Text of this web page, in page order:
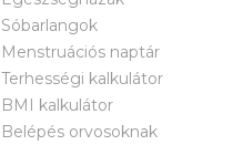
Sóbarlangok
Menstruációs naptár
Terhességi kalkulátor
BMI kalkulátor
Belépés orvosoknak